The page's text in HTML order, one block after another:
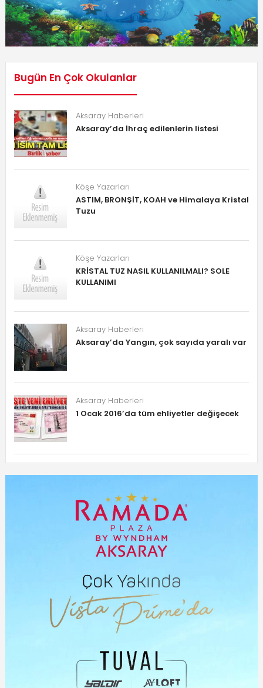
Bugün En Çok Okulanlar
Aksaray Haberleri
Aksaray’da İhraç edilenlerin listesi
Köşe Yazarları
ASTIM, BRONŞİT, KOAH ve Himalaya Kristal
Tuzu
Köşe Yazarları
KRİSTAL TUZ NASIL KULLANILMALI? SOLE
KULLANIMI
Aksaray Haberleri
Aksaray’da Yangın, çok sayıda yaralı var
Aksaray Haberleri
1 Ocak 2016’da tüm ehliyetler değişecek